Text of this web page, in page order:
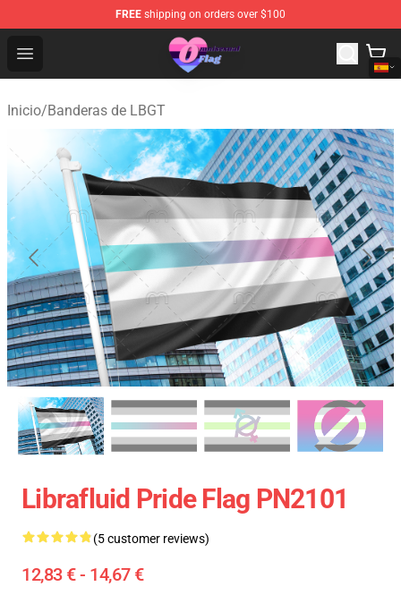
FREE shipping on orders over $100
Open menu
Omnisexual Flag Store - The Best Store of Omnisexual
Inicio/Banderas de LBGT
Librafluid Pride Flag PN2101
(5 customer reviews)
12,83 € - 14,67 €